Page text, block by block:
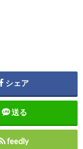
シェア
送る
feedly